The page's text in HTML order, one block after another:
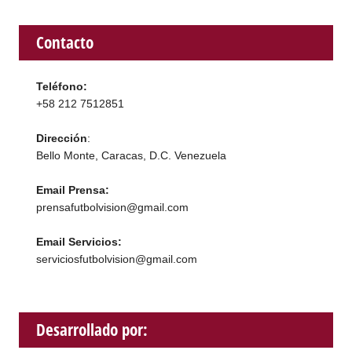
Contacto
Teléfono:
+58 212 7512851
Dirección:
Bello Monte, Caracas, D.C. Venezuela
Email Prensa:
prensafutbolvision@gmail.com
Email Servicios:
serviciosfutbolvision@gmail.com
Desarrollado por: